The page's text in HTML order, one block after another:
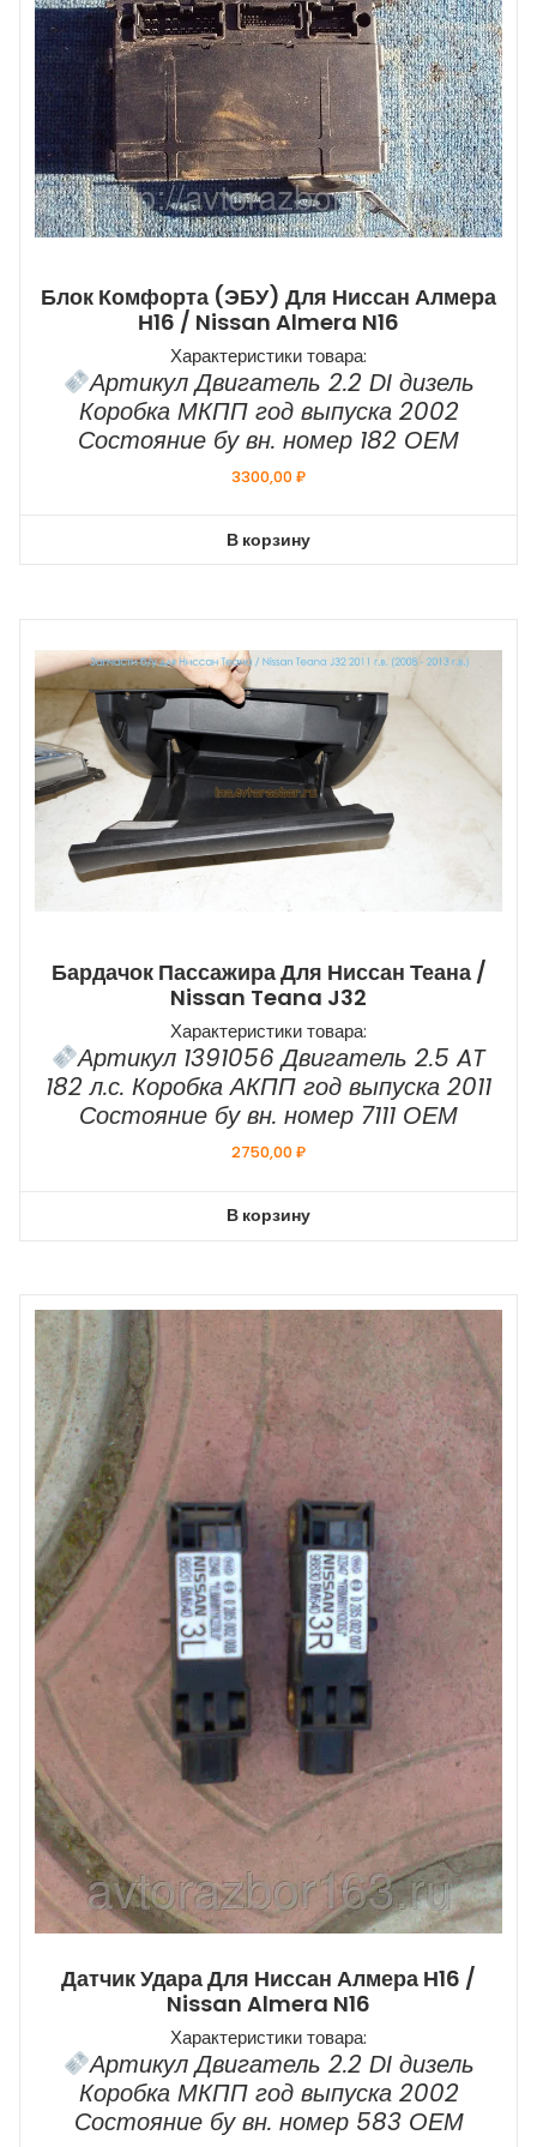
Блок Комфорта (ЭБУ) Для Ниссан Алмера
Н16 / Nissan Almera N16
Характеристики товара:
Артикул Двигатель 2.2 DI дизель
Коробка МКПП год выпуска 2002
Состояние бу вн. номер 182 ОЕМ
3300,00₽
В корзину
Бардачок Пассажира Для Ниссан Теана /
Nissan Teana J32
Характеристики товара:
Артикул 1391056 Двигатель 2.5 AT
182 л.с. Коробка АКПП год выпуска 2011
Состояние бу вн. номер 7111 ОЕМ
2750,00₽
В корзину
Датчик Удара Для Ниссан Алмера Н16 /
Nissan Almera N16
Характеристики товара:
Артикул Двигатель 2.2 DI дизель
Коробка МКПП год выпуска 2002
Состояние бу вн. номер 583 ОЕМ